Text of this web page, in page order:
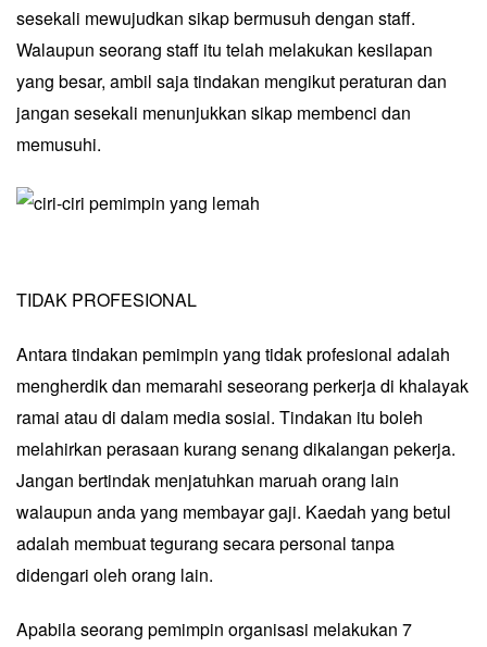
sesekali mewujudkan sikap bermusuh dengan staff.
Walaupun seorang staff itu telah melakukan kesilapan
yang besar, ambil saja tindakan mengikut peraturan dan
jangan sesekali menunjukkan sikap membenci dan
memusuhi.
TIDAK PROFESIONAL
Antara tindakan pemimpin yang tidak profesional adalah
mengherdik dan memarahi seseorang perkerja di khalayak
ramai atau di dalam media sosial. Tindakan itu boleh
melahirkan perasaan kurang senang dikalangan pekerja.
Jangan bertindak menjatuhkan maruah orang lain
walaupun anda yang membayar gaji. Kaedah yang betul
adalah membuat tegurang secara personal tanpa
didengari oleh orang lain.
Apabila seorang pemimpin organisasi melakukan 7